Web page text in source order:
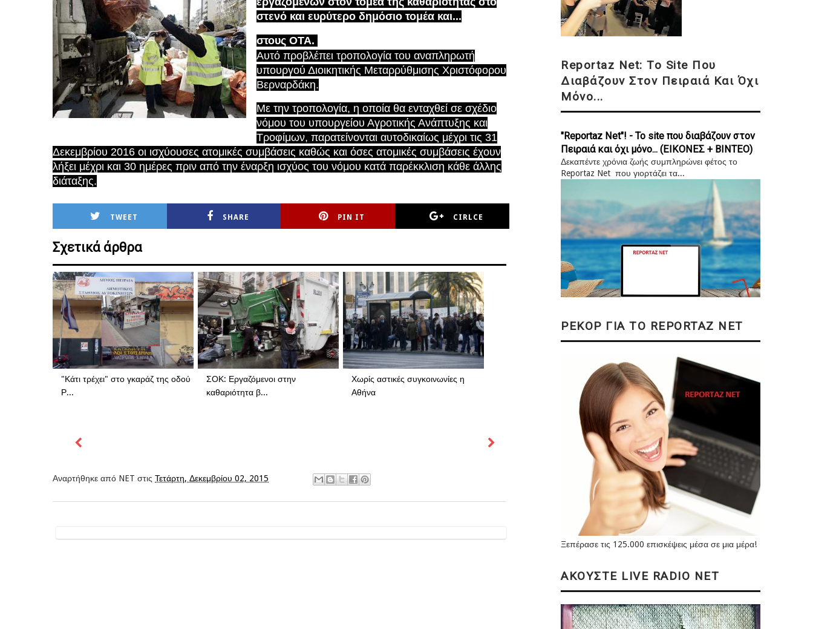
στενό και ευρύτερο δημόσιο τομέα και...
στους ΟΤΑ.
Αυτό προβλέπει τροπολογία του αναπληρωτή
υπουργού Διοικητικής Μεταρρύθμισης Χριστόφορου
Βερναρδάκη.
Με την τροπολογία, η οποία θα ενταχθεί σε σχέδιο
νόμου του υπουργείου Αγροτικής Ανάπτυξης και
Τροφίμων, παρατείνονται αυτοδικαίως μέχρι τις 31
Δεκεμβρίου 2016 οι ισχύουσες ατομικές συμβάσεις καθώς και όσες ατομικές συμβάσεις έχουν
λήξει μέχρι και 30 ημέρες πριν από την έναρξη ισχύος του νόμου κατά παρέκκλιση κάθε άλλης
διάταξης.
TWEET SHARE PIN IT CIRLCE
Σχετικά άρθρα
"Κάτι τρέχει" στο γκαράζ της οδού
Ρ...
ΣΟΚ: Εργαζόμενοι στην
καθαριότητα β...
Χωρίς αστικές συγκοινωνίες η
Αθήνα
Αναρτήθηκε από NET στις Τετάρτη, Δεκεμβρίου 02, 2015
Reportaz Net: Το Site Που
Διαβάζουν Στον Πειραιά Και Όχι
Μόνο...
"Reportaz Net"! - Το site που διαβάζουν στον
Πειραιά και όχι μόνο... (ΕΙΚΟΝΕΣ + ΒΙΝΤΕΟ)
Δεκαπέντε χρόνια ζωής συμπληρώνει φέτος το
Reportaz Net που γιορτάζει τα...
ΡΕΚΟΡ ΓΙΑ ΤΟ REPORTAZ NET
Ξεπέρασε τις 125.000 επισκέψεις μέσα σε μια μέρα!
ΑΚΟΥΣΤΕ LIVE RADIO NET